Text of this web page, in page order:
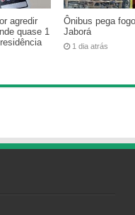
agredir
quase 1
Ônibus pega
Jaborá
1 dia atrás